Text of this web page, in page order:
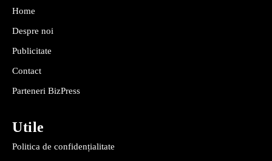
Home
Despre noi
Publicitate
Contact
Parteneri BizPress
Utile
Politica de confidențialitate